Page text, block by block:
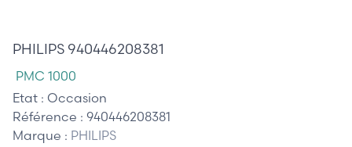
PHILIPS 940446208381
PMC 1000
Etat : Occasion
Référence : 940446208381
Marque : PHILIPS